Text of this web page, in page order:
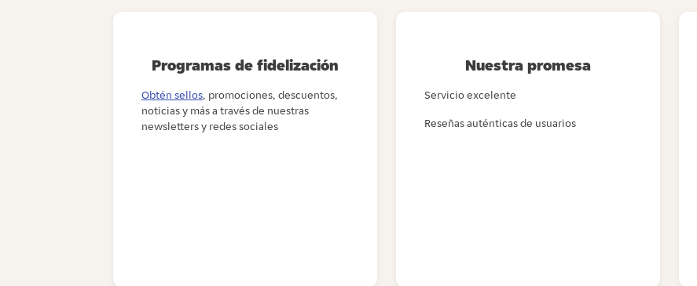
Programas de fidelización
Obtén sellos, promociones, descuentos,
noticias y más a través de nuestras
newsletters y redes sociales
Nuestra promesa
Servicio excelente
Reseñas auténticas de usuarios